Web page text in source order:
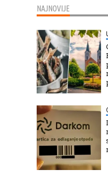
NAJNOVIJE